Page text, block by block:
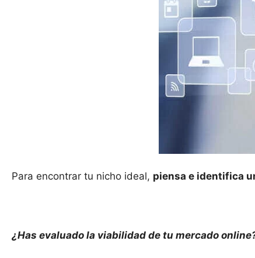
Para encontrar tu nicho ideal, piensa e identifica
¿Has evaluado la viabilidad de tu mercado